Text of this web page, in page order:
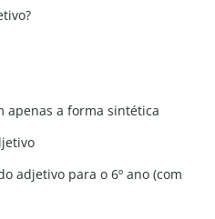
apenas a forma sintética
adjetivo para o 6º ano (com